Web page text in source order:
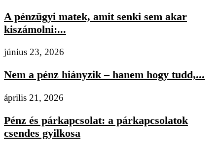
A pénzügyi matek, amit senki sem akar
kiszámolni:...
június 23, 2026
Nem a pénz hiányzik – hanem hogy tudd,...
április 21, 2026
Pénz és párkapcsolat: a párkapcsolatok
csendes gyilkosa